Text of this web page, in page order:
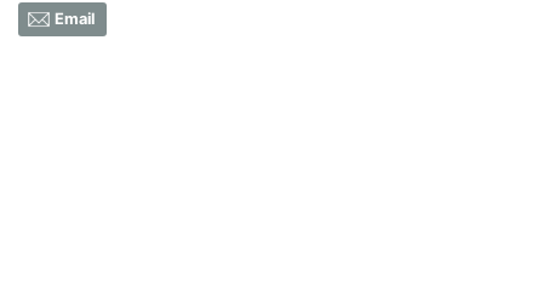
Email